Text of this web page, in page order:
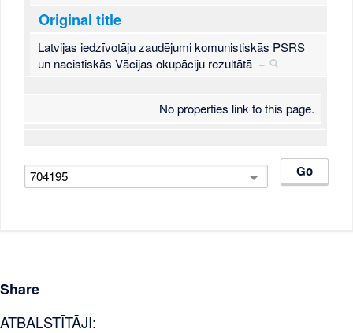
Original title
Latvijas iedzīvotāju zaudējumi komunistiskās PSRS
un nacistiskās Vācijas okupāciju rezultātā +
No properties link to this page.
Share
ATBALSTĪTĀJI: